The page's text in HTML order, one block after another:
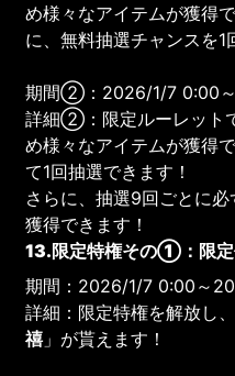
め様々なアイテムが獲得
に、無料抽選チャンスを1
期間②：2026/1/7 0:00
詳細②：限定ルーレット
め様々なアイテムが獲得
て1回抽選できます！
さらに、抽選9回ごとに必
獲得できます！
13.限定特権その①：限
期間：2026/1/7 0:00～
詳細：限定特権を解放し
禧」が貰えます！